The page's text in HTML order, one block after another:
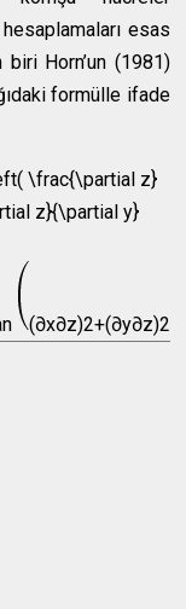
esas
biri Horn’un (1981)
formülle ifade
\frac{\partial z}
z}{\partial y}
(∂x∂z)2+(∂y∂z)2